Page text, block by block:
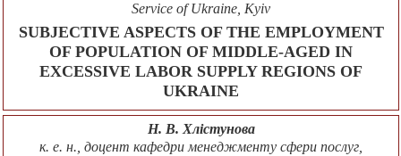
Service of Ukraine, Kyiv
SUBJECTIVE ASPECTS OF THE EMPLOYMENT
OF POPULATION OF MIDDLE-AGED IN
EXCESSIVE LABOR SUPPLY REGIONS OF
UKRAINE
Н. В. Хлістунова
к. е. н., доцент кафедри менеджменту сфери послуг,